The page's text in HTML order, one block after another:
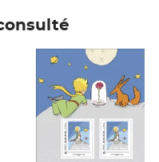
Prix 7,50€